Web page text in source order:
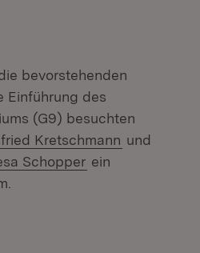
bevorstehenden
Einführung des
(G9) besuchten
Kretschmann und
Schopper ein